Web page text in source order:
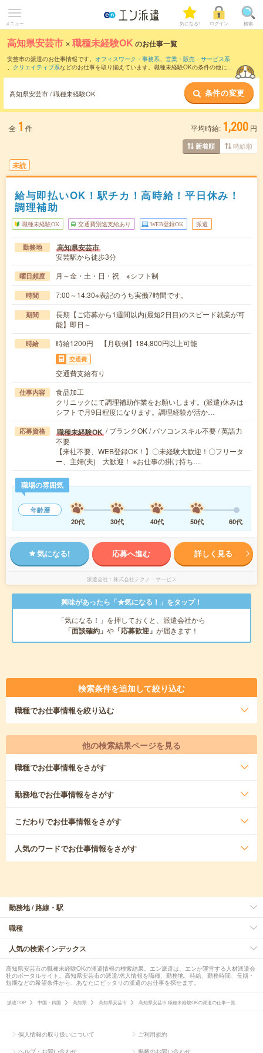
メニュー 気になる! ログイン 検索
高知県安芸市 ×職種未経験OK のお仕事一覧
安芸市の派遣のお仕事情報です。 オフィスワーク・事務系、 営業・販売・サービス系
、 クリエイティブ系などのお仕事を取り揃えています。職種未経験OKの条件の他に、
高知県安芸市 / 職種未経験OK 条件の変更
全 1 件 平均時給: 1,200 円
新着順 時給順
未読
給与即払いOK！駅チカ！高時給！平日休み！
調理補助
職種未経験OK 交通費別途支給あり WEB登録OK 派遣
勤務地 高知県安芸市
安芸駅から徒歩3分
曜日頻度 月～金・土・日・祝 ※シフト制
時間 7:00～14:30※表記のうち実働7時間です。
期間
長期【ご応募から1週間以内(最短2日目)のスピード就業が可
能】即日～
時給 時給1200円 【月収例】184,800円以上可能
交通費
交通費支給有り
仕事内容
食品加工
クリニックにて調理補助作業をお願いします。(派遣)休みは
シフトで月9日程度になります。調理経験が活か…
応募資格 職種未経験OK / ブランクOK / パソコンスキル不要 / 英語力
不要
【来社不要、WEB登録OK！】〇未経験大歓迎！〇フリータ
ー、主婦(夫) 大歓迎！ ※お仕事の掛け持ち…
職場の雰囲気
年齢層
20代
30代 40代 50代 60代
気になる! 応募へ進む 詳しく見る
派遣会社 株式会社テクノ・サービス
興味があったら「★気になる！」をタップ！
「気になる！」を押しておくと、派遣会社から
「面談確約」 や 「応募歓迎」 が届きます！
検索条件を追加して絞り込む
職種でお仕事情報を絞り込む
他の検索結果ページを見る
職種でお仕事情報をさがす
勤務地でお仕事情報をさがす
こだわりでお仕事情報をさがす
人気のワードでお仕事情報をさがす
勤務地 / 路線・駅
職種
人気の検索インデックス
高知県安芸市の職種未経験OKの派遣情報の検索結果。エン派遣は、エンが運営する人材派遣会
社のポータルサイト。高知県安芸市の派遣/求人情報を職種、勤務地、時給、勤務時間、長期・
短期などの希望条件から、あなたにピッタリの派遣のお仕事を探せます。
派遣TOP 中国・四国 高知県 高知県安芸市 高知県安芸市 職種未経験OKの派遣の仕事一覧
個人情報の取り扱いについて ご利用規約